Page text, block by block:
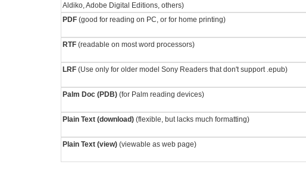
Aldiko, Adobe Digital Editions, others)
PDF (good for reading on PC, or for home printing)
RTF (readable on most word processors)
LRF (Use only for older model Sony Readers that don't support .epub)
Palm Doc (PDB) (for Palm reading devices)
Plain Text (download) (flexible, but lacks much formatting)
Plain Text (view) (viewable as web page)